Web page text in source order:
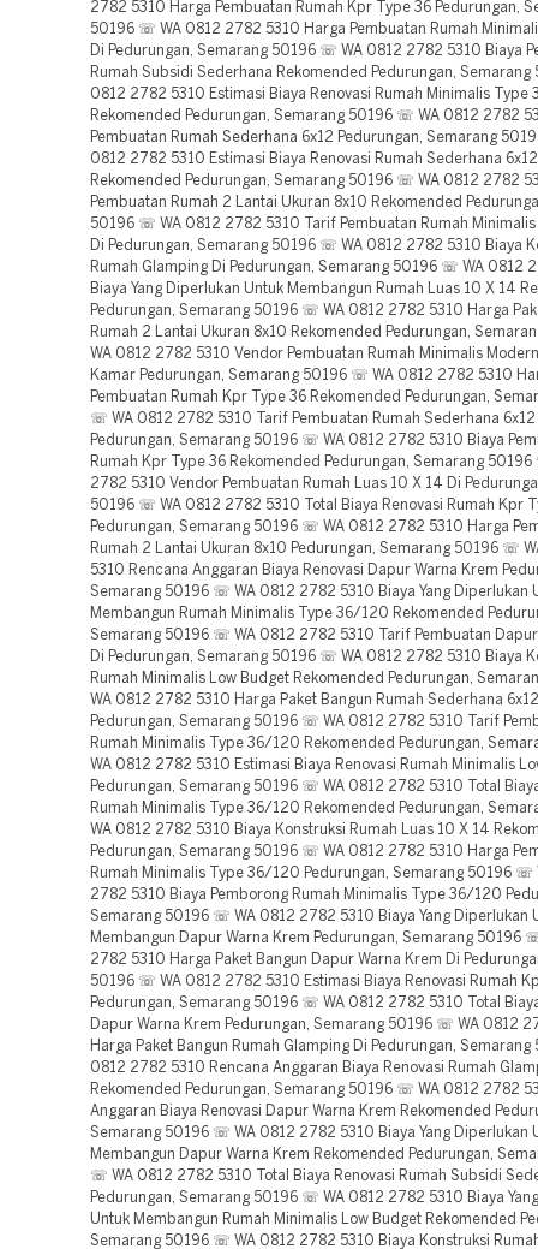
2782 5310 Harga Pembuatan Rumah Kpr Type 36 Pedurungan,
50196 ☏ WA 0812 2782 5310 Harga Pembuatan Rumah
Di Pedurungan, Semarang 50196 ☏ WA 0812 2782 5310 Biaya
Rumah Subsidi Sederhana Rekomended Pedurungan,
0812 2782 5310 Estimasi Biaya Renovasi Rumah Minimalis Type
Rekomended Pedurungan, Semarang 50196 ☏ WA 0812 2782
Pembuatan Rumah Sederhana 6x12 Pedurungan, Semarang
0812 2782 5310 Estimasi Biaya Renovasi Rumah Sederhana 6x12
Rekomended Pedurungan, Semarang 50196 ☏ WA 0812 2782
Pembuatan Rumah 2 Lantai Ukuran 8x10 Rekomended
50196 ☏ WA 0812 2782 5310 Tarif Pembuatan Rumah
Di Pedurungan, Semarang 50196 ☏ WA 0812 2782 5310 Biaya
Rumah Glamping Di Pedurungan, Semarang 50196 ☏ WA 0812
Biaya Yang Diperlukan Untuk Membangun Rumah Luas 10 X 14
Pedurungan, Semarang 50196 ☏ WA 0812 2782 5310 Harga
Rumah 2 Lantai Ukuran 8x10 Rekomended Pedurungan,
WA 0812 2782 5310 Vendor Pembuatan Rumah Minimalis
Kamar Pedurungan, Semarang 50196 ☏ WA 0812 2782 5310
Pembuatan Rumah Kpr Type 36 Rekomended Pedurungan,
☏ WA 0812 2782 5310 Tarif Pembuatan Rumah Sederhana
Pedurungan, Semarang 50196 ☏ WA 0812 2782 5310 Biaya
Rumah Kpr Type 36 Rekomended Pedurungan, Semarang
2782 5310 Vendor Pembuatan Rumah Luas 10 X 14 Di
50196 ☏ WA 0812 2782 5310 Total Biaya Renovasi Rumah Kpr
Pedurungan, Semarang 50196 ☏ WA 0812 2782 5310 Harga
Rumah 2 Lantai Ukuran 8x10 Pedurungan, Semarang 50196 ☏
5310 Rencana Anggaran Biaya Renovasi Dapur Warna Krem
Semarang 50196 ☏ WA 0812 2782 5310 Biaya Yang Diperlukan
Membangun Rumah Minimalis Type 36/120 Rekomended
Semarang 50196 ☏ WA 0812 2782 5310 Tarif Pembuatan Dapur
Di Pedurungan, Semarang 50196 ☏ WA 0812 2782 5310 Biaya
Rumah Minimalis Low Budget Rekomended Pedurungan,
WA 0812 2782 5310 Harga Paket Bangun Rumah Sederhana
Pedurungan, Semarang 50196 ☏ WA 0812 2782 5310 Tarif
Rumah Minimalis Type 36/120 Rekomended Pedurungan,
WA 0812 2782 5310 Estimasi Biaya Renovasi Rumah Minimalis
Pedurungan, Semarang 50196 ☏ WA 0812 2782 5310 Total
Rumah Minimalis Type 36/120 Rekomended Pedurungan,
WA 0812 2782 5310 Biaya Konstruksi Rumah Luas 10 X 14
Pedurungan, Semarang 50196 ☏ WA 0812 2782 5310 Harga
Rumah Minimalis Type 36/120 Pedurungan, Semarang 50196 ☏
2782 5310 Biaya Pemborong Rumah Minimalis Type 36/120
Semarang 50196 ☏ WA 0812 2782 5310 Biaya Yang Diperlukan
Membangun Dapur Warna Krem Pedurungan, Semarang 50196
2782 5310 Harga Paket Bangun Dapur Warna Krem Di
50196 ☏ WA 0812 2782 5310 Estimasi Biaya Renovasi Rumah
Pedurungan, Semarang 50196 ☏ WA 0812 2782 5310 Total
Dapur Warna Krem Pedurungan, Semarang 50196 ☏ WA 0812
Harga Paket Bangun Rumah Glamping Di Pedurungan,
0812 2782 5310 Rencana Anggaran Biaya Renovasi Rumah
Rekomended Pedurungan, Semarang 50196 ☏ WA 0812 2782
Anggaran Biaya Renovasi Dapur Warna Krem Rekomended
Semarang 50196 ☏ WA 0812 2782 5310 Biaya Yang Diperlukan
Membangun Dapur Warna Krem Rekomended Pedurungan,
☏ WA 0812 2782 5310 Total Biaya Renovasi Rumah Subsidi
Pedurungan, Semarang 50196 ☏ WA 0812 2782 5310 Biaya
Untuk Membangun Rumah Minimalis Low Budget Rekomended
Semarang 50196 ☏ WA 0812 2782 5310 Biaya Konstruksi